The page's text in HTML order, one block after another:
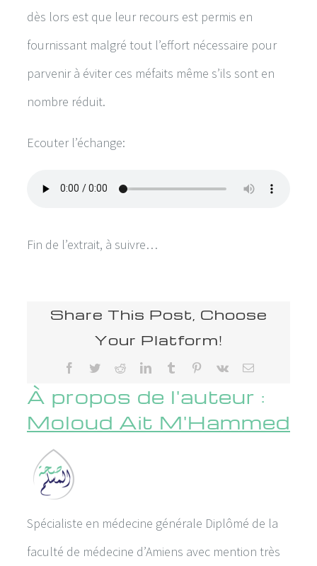
dès lors est que leur recours est permis en
fournissant malgré tout l’effort nécessaire pour
parvenir à éviter ces méfaits même s’ils sont en
nombre réduit.
Ecouter l’échange:
Fin de l’extrait, à suivre…
Share This Post, Choose
Your Platform!
Facebook
TwitterRedditLinkedInTumblr Pinterest
Vk Email
À propos de l'auteur :
Moloud Ait M'Hammed
Spécialiste en médecine générale Diplômé de la
faculté de médecine d’Amiens avec mention très